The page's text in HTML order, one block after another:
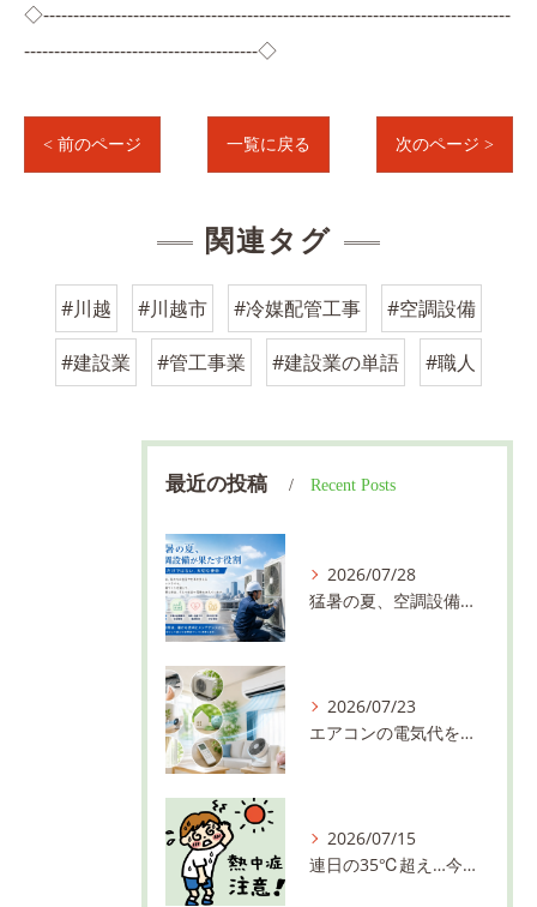
◇------------------------------------------------------------------------------
---------------------------------------◇
< 前のページ 一覧に戻る 次のページ >
関連タグ
#川越 #川越市 #冷媒配管工事 #空調設備
#建設業 #管工事業 #建設業の単語 #職人
最近の投稿 Recent Posts
2026/07/28
猛暑の夏、空調設備が果たす役割 ～快適さだけではない、大切な使命～／東亜冷熱株式会社 川越市 求人
2026/07/23
エアコンの電気代を少しでも抑えるコツ！暑い夏を快適＆お得に過ごしましょう／東亜冷熱株式会社 川越市 求人
2026/07/15
連日の35℃超え…今年の夏も油断禁物！熱中症対策は万全ですか？／東亜冷熱株式会社 川越市 求人